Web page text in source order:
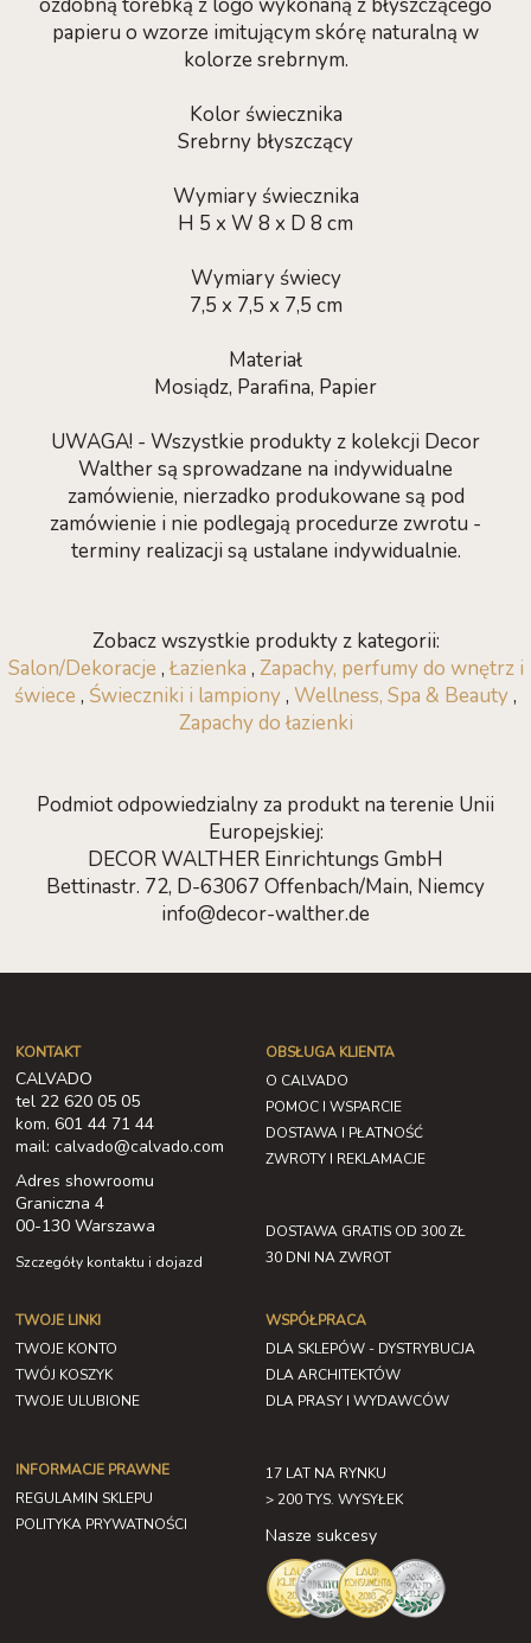
papieru o wzorze imitującym skórę naturalną w
kolorze srebrnym.
Kolor świecznika
Srebrny błyszczący
Wymiary świecznika
H 5 x W 8 x D 8 cm
Wymiary świecy
7,5 x 7,5 x 7,5 cm
Materiał
Mosiądz, Parafina, Papier
UWAGA! - Wszystkie produkty z kolekcji Decor
Walther są sprowadzane na indywidualne
zamówienie, nierzadko produkowane są pod
zamówienie i nie podlegają procedurze zwrotu -
terminy realizacji są ustalane indywidualnie.
Zobacz wszystkie produkty z kategorii:
Salon/Dekoracje , Łazienka , Zapachy, perfumy do wnętrz i
świece , Świeczniki i lampiony, Wellness, Spa & Beauty,
Zapachy do łazienki
Podmiot odpowiedzialny za produkt na terenie Unii
Europejskiej:
DECOR WALTHER Einrichtungs GmbH
Bettinastr. 72, D-63067 Offenbach/Main, Niemcy
info@decor-walther.de
KONTAKT
CALVADO
tel 22 620 05 05
kom. 601 44 71 44
mail: calvado@calvado.com
Adres showroomu
Graniczna 4
00-130 Warszawa
Szczegóły kontaktu i dojazd
OBSŁUGA KLIENTA
O CALVADO
POMOC I WSPARCIE
DOSTAWA I PŁATNOŚĆ
ZWROTY I REKLAMACJE
DOSTAWA GRATIS OD 300 ZŁ
30 DNI NA ZWROT
TWOJE LINKI
TWOJE KONTO
TWÓJ KOSZYK
TWOJE ULUBIONE
INFORMACJE PRAWNE
REGULAMIN SKLEPU
POLITYKA PRYWATNOŚCI
WSPÓŁPRACA
DLA SKLEPÓW - DYSTRYBUCJA
DLA ARCHITEKTÓW
DLA PRASY I WYDAWCÓW
17 LAT NA RYNKU
> 200 TYS. WYSYŁEK
Nasze sukcesy